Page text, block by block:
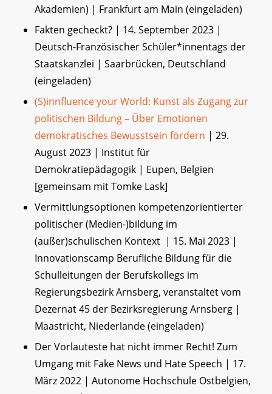
Akademien) | Frankfurt am Main (eingeladen)
Fakten gecheckt? | 14. September 2023 |
Deutsch-Französischer Schüler*innentags der
Staatskanzlei | Saarbrücken, Deutschland
(eingeladen)
(S)innfluence your World: Kunst als Zugang zur
politischen Bildung – Über Emotionen
demokratisches Bewusstsein fördern | 29.
August 2023 | Institut für
Demokratiepädagogik | Eupen, Belgien
[gemeinsam mit Tomke Lask]
Vermittlungsoptionen kompetenzorientierter
politischer (Medien-)bildung im
(außer)schulischen Kontext | 15. Mai 2023 |
Innovationscamp Berufliche Bildung für die
Schulleitungen der Berufskollegs im
Regierungsbezirk Arnsberg, veranstaltet vom
Dezernat 45 der Bezirksregierung Arnsberg |
Maastricht, Niederlande (eingeladen)
Der Vorlauteste hat nicht immer Recht! Zum
Umgang mit Fake News und Hate Speech | 17.
März 2022 | Autonome Hochschule Ostbelgien,